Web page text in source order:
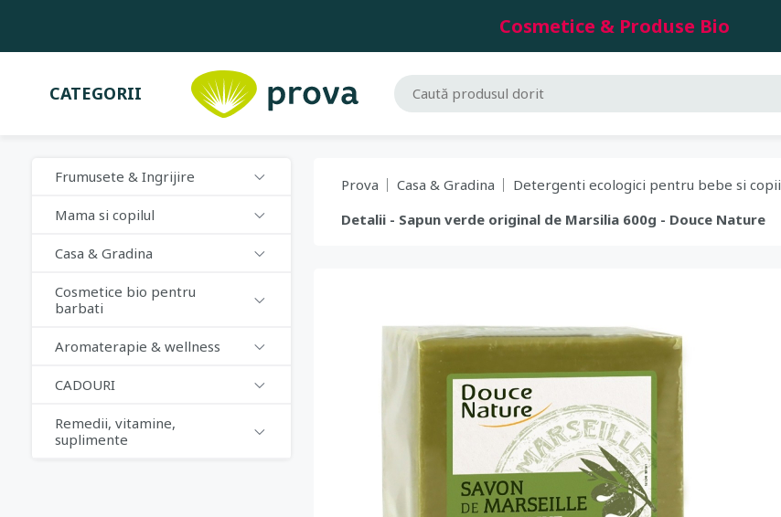
Cosmetice & Produse Bio
CATEGORII
Frumusete & Ingrijire
Mama si copilul
Casa & Gradina
Cosmetice bio pentru
barbati
Aromaterapie & wellness
CADOURI
Remedii, vitamine,
suplimente
Prova Casa & Gradina
Detergenti ecologici pentru bebe si copii
Detalii - Sapun verde original de Marsilia 600g - Douce Nature